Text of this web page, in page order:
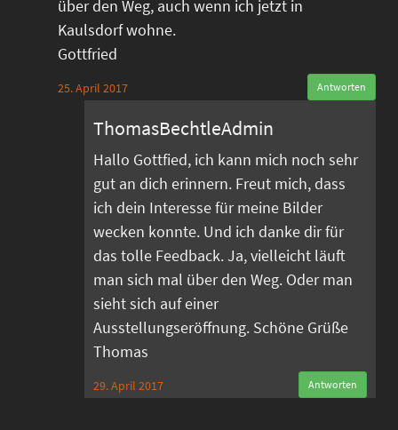
über den Weg, auch wenn ich jetzt in
Kaulsdorf wohne.
Gottfried
25. April 2017 Antworten
ThomasBechtleAdmin
Hallo Gottfied, ich kann mich noch sehr
gut an dich erinnern. Freut mich, dass
ich dein Interesse für meine Bilder
wecken konnte. Und ich danke dir für
das tolle Feedback. Ja, vielleicht läuft
man sich mal über den Weg. Oder man
sieht sich auf einer
Ausstellungseröffnung. Schöne Grüße
Thomas
29. April 2017 Antworten